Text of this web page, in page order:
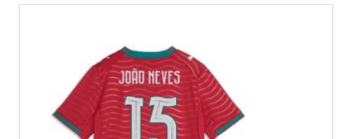
Deze
op
de
productpagina